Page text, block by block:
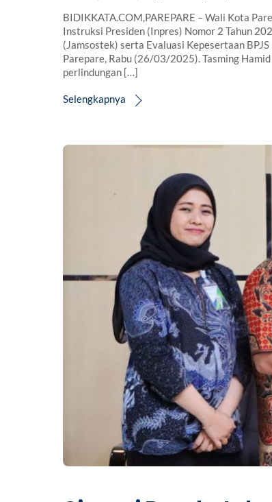
BIDIKKATA.COM,PAREPARE – Wali Kota
Instruksi Presiden (Inpres) Nomor 2 Tahun
(Jamsostek) serta Evaluasi Kepesertaan
Parepare, Rabu (26/03/2025). Tasming
perlindungan […]
Selengkapnya